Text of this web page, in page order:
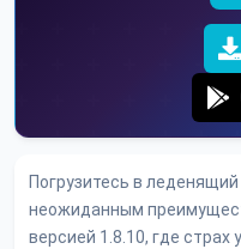
Погрузитесь в
неожиданным
версией 1.8.10, где